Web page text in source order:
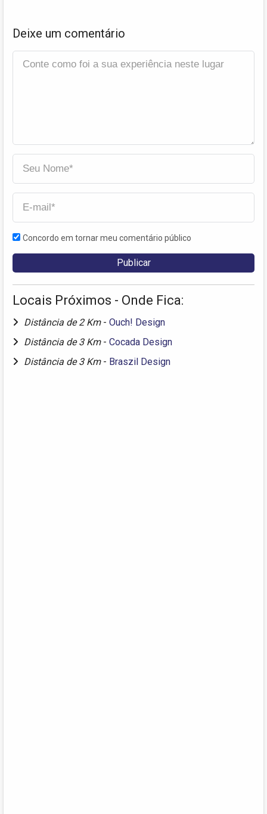
Deixe um comentário
Concordo em tornar meu comentário público
Locais Próximos - Onde Fica:
Distância de 2 Km - Ouch! Design
Distância de 3 Km - Cocada Design
Distância de 3 Km - Braszil Design